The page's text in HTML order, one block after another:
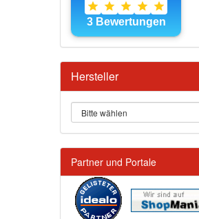
Hersteller
Partner und Portale